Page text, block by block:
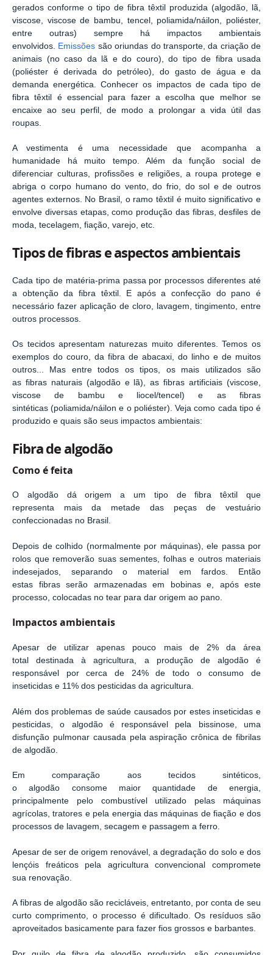
gerados conforme o tipo de fibra têxtil produzida (algodão, lã,
viscose, viscose de bambu, tencel, poliamida/náilon, poliéster,
entre outras) sempre há impactos ambientais
envolvidos.
Emissões são oriundas do transporte, da criação de
animais (no caso da lã e do couro), do tipo de fibra usada
(poliéster é derivada do petróleo), do gasto de água e da
demanda energética. Conhecer os impactos de cada tipo de
fibra têxtil é essencial para fazer a escolha que melhor se
encaixe ao seu perfil, de modo a prolongar a vida útil das
roupas.
A vestimenta é uma necessidade que acompanha a
humanidade há muito tempo. Além da função social de
diferenciar culturas, profissões e religiões, a roupa protege e
abriga o corpo humano do vento, do frio, do sol e de outros
agentes externos. No Brasil, o ramo têxtil é muito significativo e
envolve diversas etapas, como produção das fibras, desfiles de
moda, tecelagem, fiação, varejo, etc.
Tipos de fibras e aspectos ambientais
Cada tipo de matéria-prima passa por processos diferentes até
a obtenção da fibra têxtil. E após a confecção do pano é
necessário fazer aplicação de cloro, lavagem, tingimento, entre
outros processos.
Os tecidos apresentam naturezas muito diferentes. Temos os
exemplos do couro, da fibra de abacaxi, do linho e de muitos
outros... Mas entre todos os tipos, os mais utilizados são
as fibras naturais (algodão e lã), as fibras artificiais (viscose,
viscose de bambu e liocel/tencel) e as fibras
sintéticas (poliamida/náilon e o poliéster). Veja como cada tipo é
produzido e quais são seus impactos ambientais:
Fibra de algodão
Como é feita
O algodão dá origem a um tipo de fibra têxtil que
representa mais da metade das peças de vestuário
confeccionadas no Brasil.
Depois de colhido (normalmente por máquinas), ele passa por
rolos que removerão suas sementes, folhas e outros materiais
indesejados, separando o material em fardos. Então
estas fibras serão armazenadas em bobinas e, após este
processo, colocadas no tear para dar origem ao pano.
Impactos ambientais
Apesar de utilizar apenas pouco mais de 2% da área
total destinada à agricultura, a produção de algodão é
responsável por cerca de 24% de todo o consumo de
inseticidas e 11% dos pesticidas da agricultura.
Além dos problemas de saúde causados por estes inseticidas e
pesticidas, o algodão é responsável pela bissinose, uma
disfunção pulmonar causada pela aspiração crônica de fibrilas
de algodão.
Em comparação aos tecidos sintéticos,
o algodão consome maior quantidade de energia,
principalmente pelo combustível utilizado pelas máquinas
agrícolas, tratores e pela energia das máquinas de fiação e dos
processos de lavagem, secagem e passagem a ferro.
Apesar de ser de origem renovável, a degradação do solo e dos
lençóis freáticos pela agricultura convencional compromete
sua renovação.
A fibras de algodão são recicláveis, entretanto, por conta de seu
curto comprimento, o processo é dificultado. Os resíduos são
aproveitados basicamente para fazer fios grossos e barbantes.